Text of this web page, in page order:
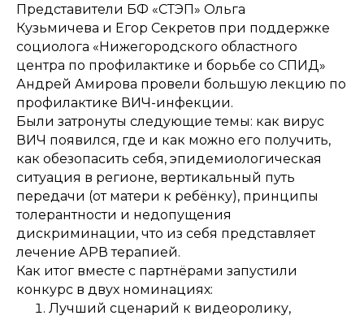
Представители БФ «СТЭП» Ольга
Кузьмичева и Егор Секретов при поддержке
социолога «Нижегородского областного
центра по профилактике и борьбе со СПИД»
Андрей Амирова провели большую лекцию по
профилактике ВИЧ-инфекции.
Были затронуты следующие темы: как вирус
ВИЧ появился, где и как можно его получить,
как обезопасить себя, эпидемиологическая
ситуация в регионе, вертикальный путь
передачи (от матери к ребёнку), принципы
толерантности и недопущения
дискриминации, что из себя представляет
лечение АРВ терапией.
Как итог вместе с партнёрами запустили
конкурс в двух номинациях:
Лучший сценарий к видеоролику,